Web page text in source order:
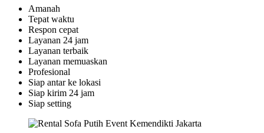
Amanah
Tepat waktu
Respon cepat
Layanan 24 jam
Layanan terbaik
Layanan memuaskan
Profesional
Siap antar ke lokasi
Siap kirim 24 jam
Siap setting